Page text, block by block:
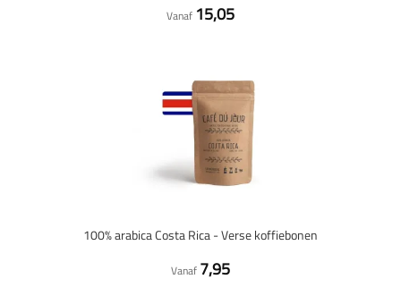
Vanaf 15,05
100% arabica Costa Rica - Verse koffiebonen
Vanaf 7,95